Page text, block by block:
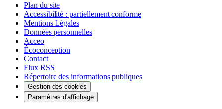
Plan du site
Accessibilité : partiellement conforme
Mentions Légales
Données personnelles
Acceo
Écoconception
Contact
Flux RSS
Répertoire des informations publiques
Gestion des cookies
Paramètres d'affichage